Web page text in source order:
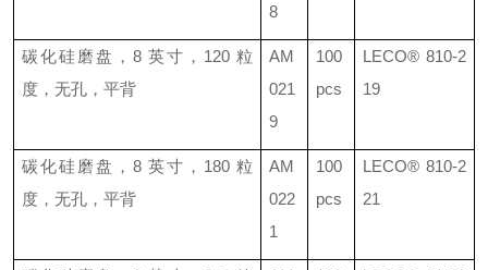
8
碳化硅磨盘， 8 英寸， 120 粒
度，无孔，平背
AM
021
9
100
pcs
LECO® 810-2
19
碳化硅磨盘， 8 英寸， 180 粒
度，无孔，平背
AM
022
1
100
pcs
LECO® 810-2
21